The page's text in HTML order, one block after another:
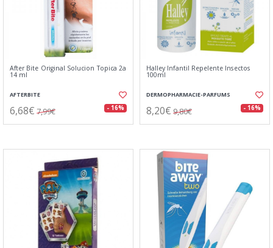
After Bite Original Solucion Topica 2a
14 ml
AFTERBITE
6,68€ 7,99€ - 16%
Halley Infantil Repelente Insectos
100ml
DERMOPHARMACIE-PARFUMS
8,20€ 9,80€ - 16%